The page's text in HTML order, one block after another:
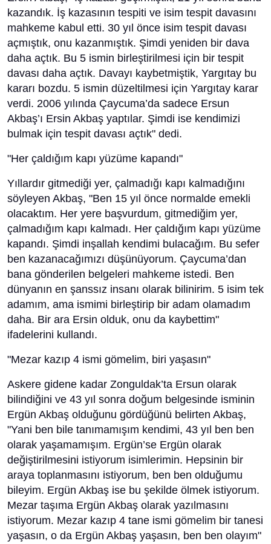
kazandık. İş kazasının tespiti ve isim tespit davasını
mahkeme kabul etti. 30 yıl önce isim tespit davası
açmıştık, onu kazanmıştık. Şimdi yeniden bir dava
daha açtık. Bu 5 ismin birleştirilmesi için bir tespit
davası daha açtık. Davayı kaybetmiştik, Yargıtay bu
kararı bozdu. 5 ismin düzeltilmesi için Yargıtay karar
verdi. 2006 yılında Çaycuma’da sadece Ersun
Akbaş’ı Ersin Akbaş yaptılar. Şimdi ise kendimizi
bulmak için tespit davası açtık" dedi.
"Her çaldığım kapı yüzüme kapandı"
Yıllardır gitmediği yer, çalmadığı kapı kalmadığını
söyleyen Akbaş, "Ben 15 yıl önce normalde emekli
olacaktım. Her yere başvurdum, gitmediğim yer,
çalmadığım kapı kalmadı. Her çaldığım kapı yüzüme
kapandı. Şimdi inşallah kendimi bulacağım. Bu sefer
ben kazanacağımızı düşünüyorum. Çaycuma’dan
bana gönderilen belgeleri mahkeme istedi. Ben
dünyanın en şanssız insanı olarak bilinirim. 5 isim tek
adamım, ama ismimi birleştirip bir adam olamadım
daha. Bir ara Ersin olduk, onu da kaybettim"
ifadelerini kullandı.
"Mezar kazıp 4 ismi gömelim, biri yaşasın"
Askere gidene kadar Zonguldak’ta Ersun olarak
bilindiğini ve 43 yıl sonra doğum belgesinde isminin
Ergün Akbaş olduğunu gördüğünü belirten Akbaş,
"Yani ben bile tanımamışım kendimi, 43 yıl ben ben
olarak yaşamamışım. Ergün’se Ergün olarak
değiştirilmesini istiyorum isimlerimin. Hepsinin bir
araya toplanmasını istiyorum, ben ben olduğumu
bileyim. Ergün Akbaş ise bu şekilde ölmek istiyorum.
Mezar taşıma Ergün Akbaş olarak yazılmasını
istiyorum. Mezar kazıp 4 tane ismi gömelim bir tanesi
yaşasın, o da Ergün Akbaş yaşasın, ben ben olayım"